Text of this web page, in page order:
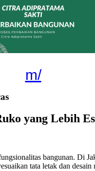
m/
yang Lebih
bangunan. Di
tata letak dan